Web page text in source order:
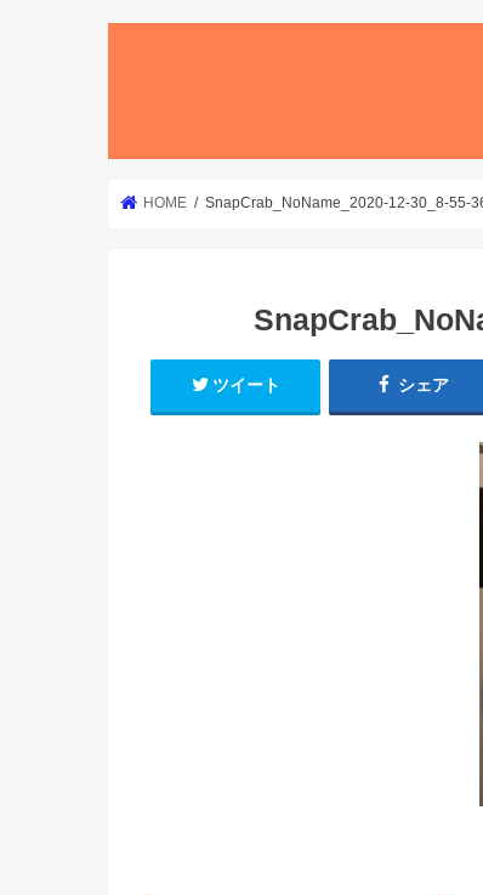
HOME SnapCrab_NoName_2020-12-30_8-55-
ツイート シェア